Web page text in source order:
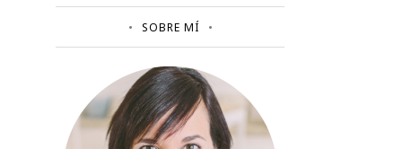
SOBRE MÍ